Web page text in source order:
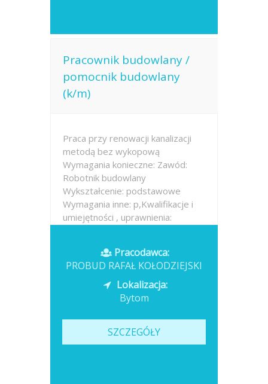
Pracownik budowlany /
pomocnik budowlany
(k/m)
Praca przy renowacji kanalizacji
metodą bez wykopową
Wymagania konieczne: Zawód:
Robotnik budowlany
Wykształcenie: podstawowe
Wymagania inne: p,Kwalifikacje i
umiejętności , uprawnienia:
mieszadło,...
Opublikowano: wczoraj
Pracodawca:
PROBUD RAFAŁ KOŁODZIEJSKI
Lokalizacja:
Bytom
SZCZEGÓŁY